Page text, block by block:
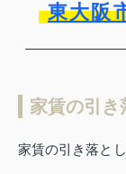
東大阪
家賃の引き
家賃の引き落と